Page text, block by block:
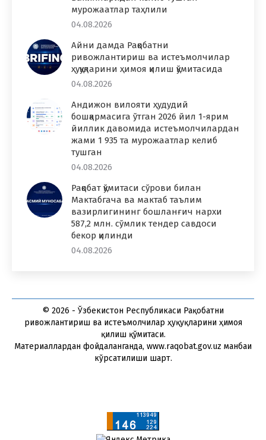
мурожаатлар таҳлили
04.08.2026
Айни дамда Рақобатни
ривожлантириш ва истеъмолчилар
ҳуқуқларини ҳимоя қилиш қўмитасида
04.08.2026
Андижон вилояти ҳудудий
бошқармасига ўтган 2026 йил 1-ярим
йиллик давомида истеъмолчилардан
жами 1 935 та мурожаатлар келиб
тушган
04.08.2026
Рақобат қўмитаси сўрови билан
Мактабгача ва мактаб таълим
вазирлигининг бошланғич нархи
587,2 млн. сўмлик тендер савдоси
бекор қилинди
04.08.2026
© 2026 - Ўзбекистон Республикаси Рақобатни
ривожлантириш ва истеъмолчилар ҳуқуқларини ҳимоя
қилиш қўмитаси.
Материаллардан фойдаланганда, www.raqobat.gov.uz манбаи
кўрсатилиши шарт.